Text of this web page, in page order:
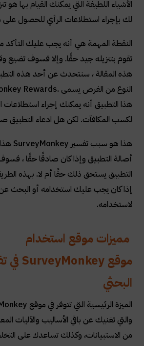
الأشياء اللطيفة التي يمكنك القيام بها
لك بإجراء استطلاعات الرأي للحصول على
النقطة المهمة هي أنه يجب عليك التأكد
تقوم بتنزيله جيد حقًا. وإلا فسوف تضيع
هذه المقالة ، سنتحدث عن أحد هذه
النوع من الفرص يسمى Rewards.
هذا التطبيق أنه يمكنك إجراء استطلاعات
لكسب المكافآت. لكن هل ادعاء التطبيق
هذا هو سبب تفسير SurveyMonkey
أصالة التطبيق وإذا كان صادقًا حقًا ،
التطبيق يستحق ذلك حقًا أم لا. بهذه
إذا كان يجب عليك استخدامه أو البحث
لاستخدامه.
مميزات موقع استخدام
موقعSurveyMonkey في
البحثي
الميزة الرئيسية التي تتوفر في موقع
والتي تغنيك عن باقي الأساليب والآليات
من الاستبيانات، وكذلك تساعدك على